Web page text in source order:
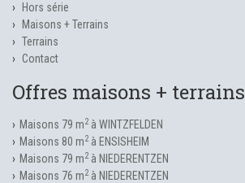
Hors série
Maisons + Terrains
Terrains
Contact
Offres maisons + terrains
Maisons 79 m2à WINTZFELDEN
Maisons 80 m2à ENSISHEIM
Maisons 79 m2à NIEDERENTZEN
Maisons 76 m2à NIEDERENTZEN